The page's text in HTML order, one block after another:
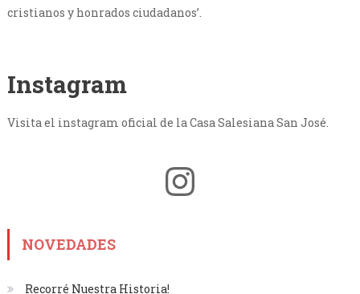
cristianos y honrados ciudadanos’.
Instagram
Visita el instagram oficial de la Casa Salesiana San José.
Instagram
NOVEDADES
Recorré Nuestra Historia!